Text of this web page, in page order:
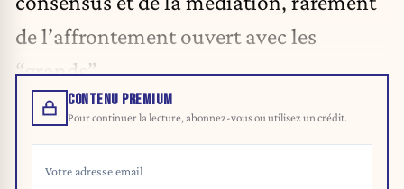
de l’affrontement ouvert avec les
“grands”.​
CONTENU PREMIUM
Pour continuer la lecture, abonnez-vous ou utilisez un crédit.